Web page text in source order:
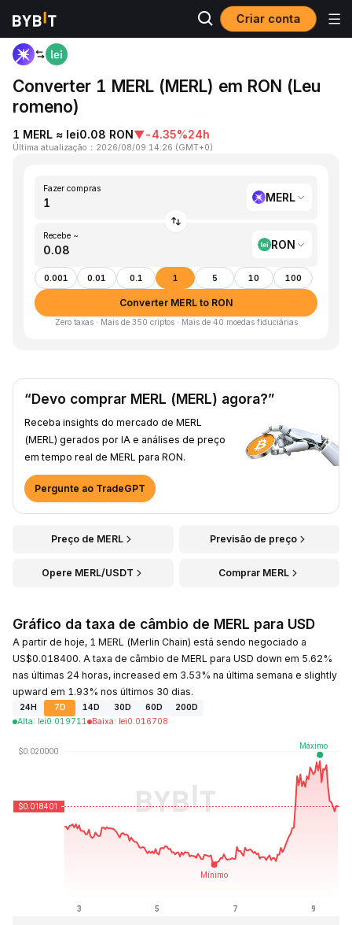
Criar conta
Página inicial
Converter 1 MERL (MERL) em RON (Leu
romeno)
1 MERL ≈ lei0.08 RON▼-4.35%24h
Última atualização ： 2026/08/09 14:26 (GMT+0)
Fazer compras
MERL
Recebe ~
RON
0.001 0.01 0.1 1 5 10 100
Converter MERL to RON
Zero taxas · Mais de 350 criptos · Mais de 40 moedas fiduciárias
“Devo comprar MERL (MERL) agora?”
Receba insights do mercado de MERL
(MERL) gerados por IA e análises de preço
em tempo real de MERL para RON.
Pergunte ao TradeGPT
Preço de MERL Previsão de preço
Opere MERL/USDT Comprar MERL
Gráfico da taxa de câmbio de MERL para USD
A partir de hoje, 1 MERL (Merlin Chain) está sendo negociado a
US$0.018400. A taxa de câmbio de MERL para USD down em 5.62%
nas últimas 24 horas, increased em 3.53% na última semana e slightly
upward em 1.93% nos últimos 30 dias.
24H 7D 14D 30D 60D
200D
Alta: lei0.019711 Baixa: lei0.016708
lei0.015718